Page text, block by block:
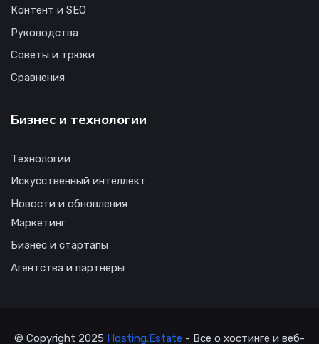
Контент и SEO
Руководства
Советы и трюки
Сравнения
Бизнес и технологии
Технологии
Искусственный интеллект
Новости и обновления
Маркетинг
Бизнес и стартапы
Агентства и партнеры
© Copyright 2025 Hosting.Estate - Все о хостинге и веб-